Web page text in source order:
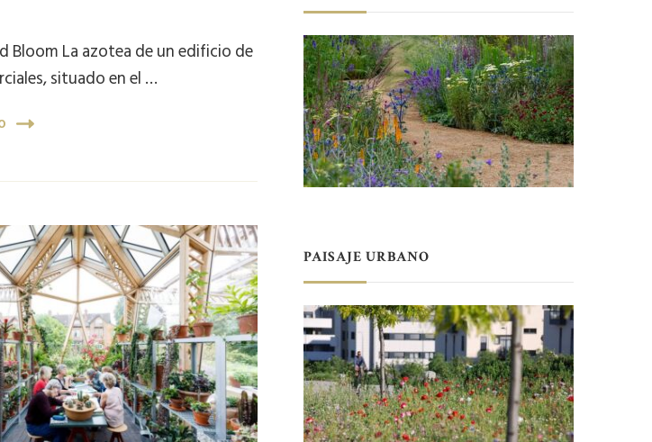
Bloom La azotea de un edificio de
situado en el …
PAISAJE URBANO